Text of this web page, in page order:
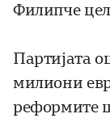
Филипче
Партијата
милиони
реформите